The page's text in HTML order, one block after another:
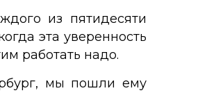
из пятидесяти
эта уверенность
работать надо.
мы пошли ему